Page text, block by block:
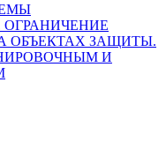
ОБЪЕКТАХ ЗАЩИТЫ.
И